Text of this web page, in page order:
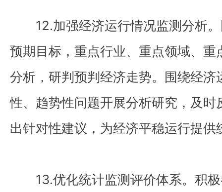
12.加强经济运行情况监测分析。
预期目标，重点行业、重点领域、
分析，研判预判经济走势。围绕经济
性、趋势性问题开展分析研究，及
出针对性建议，为经济平稳运行提供
13.优化统计监测评价体系。积极